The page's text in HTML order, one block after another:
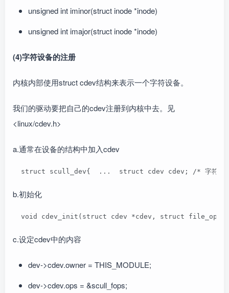
unsigned int iminor(struct inode *inode)
unsigned int imajor(struct inode *inode)
(4)字符设备的注册
内核内部使用struct cdev结构来表示一个字符设备。
我们的驱动要把自己的cdev注册到内核中去。见
<linux/cdev.h>
a.通常在设备的结构中加入cdev
struct scull_dev{  ...  struct cdev cdev; /* 字符设
b.初始化
void cdev_init(struct cdev *cdev, struct
c.设定cdev中的内容
dev->cdev.owner = THIS_MODULE;
dev->cdev.ops = &scull_fops;